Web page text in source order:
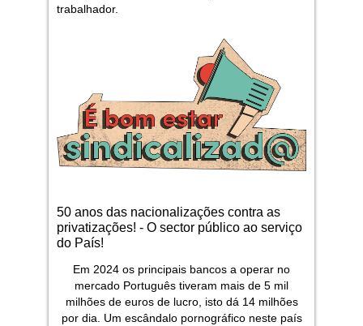
trabalhador.
50 anos das nacionalizações contra as
privatizações! - O sector público ao serviço
do País!
Em 2024 os principais bancos a operar no
mercado Português tiveram mais de 5 mil
milhões de euros de lucro, isto dá 14 milhões
por dia. Um escândalo pornográfico neste país